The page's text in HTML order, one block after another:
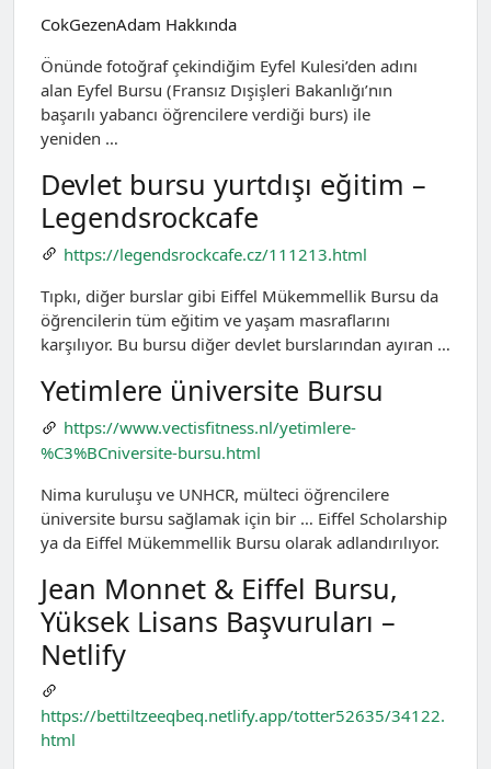
CokGezenAdam Hakkında
Önünde fotoğraf çekindiğim Eyfel Kulesi’den adını
alan Eyfel Bursu (Fransız Dışişleri Bakanlığı’nın
başarılı yabancı öğrencilere verdiği burs) ile
yeniden …
Devlet bursu yurtdışı eğitim –
Legendsrockcafe
https://legendsrockcafe.cz/111213.html
Tıpkı, diğer burslar gibi Eiffel Mükemmellik Bursu da
öğrencilerin tüm eğitim ve yaşam masraflarını
karşılıyor. Bu bursu diğer devlet burslarından ayıran …
Yetimlere üniversite Bursu
https://www.vectisfitness.nl/yetimlere-
%C3%BCniversite-bursu.html
Nima kuruluşu ve UNHCR, mülteci öğrencilere
üniversite bursu sağlamak için bir … Eiffel Scholarship
ya da Eiffel Mükemmellik Bursu olarak adlandırılıyor.
Jean Monnet & Eiffel Bursu,
Yüksek Lisans Başvuruları –
Netlify
https://bettiltzeeqbeq.netlify.app/totter52635/34122.
html